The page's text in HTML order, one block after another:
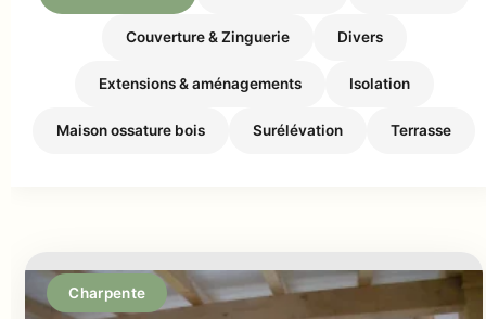
Couverture & Zinguerie Divers
Extensions & aménagements Isolation
Maison ossature bois Surélévation Terrasse
Charpente